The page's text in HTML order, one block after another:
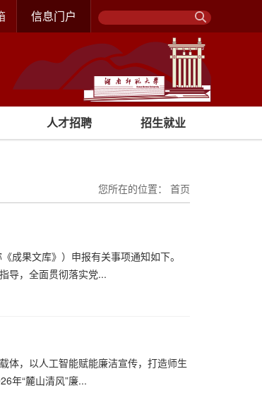
信息门户
人才招聘 招生就业
您所在的位置： 首页
成果文库》）申报有关事项通知如下。
导，全面贯彻落实党...
体，以人工智能赋能廉洁宣传，打造师生
年“麓山清风”廉...